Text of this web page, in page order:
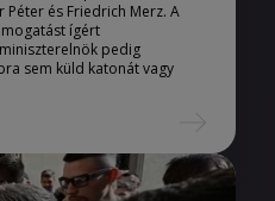
és Friedrich Merz. A
ígért
pedig
sem küld katonát vagy